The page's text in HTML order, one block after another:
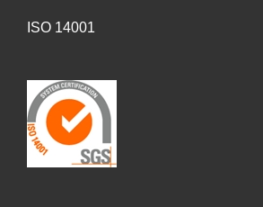
ISO 14001